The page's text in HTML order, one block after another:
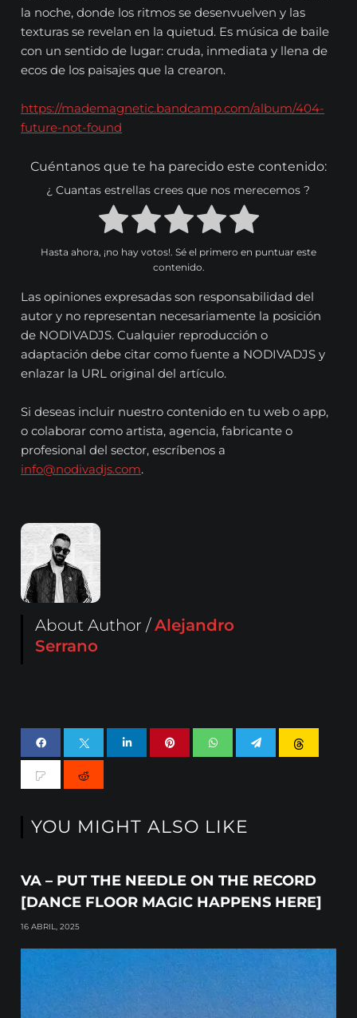
la noche, donde los ritmos se desenvuelven y las
texturas se revelan en la quietud. Es música de baile
con un sentido de lugar: cruda, inmediata y llena de
ecos de los paisajes que la crearon.
https://mademagnetic.bandcamp.com/album/404-
future-not-found
Cuéntanos que te ha parecido este contenido:
¿ Cuantas estrellas crees que nos merecemos ?
Hasta ahora, ¡no hay votos!. Sé el primero en puntuar este
contenido.
Las opiniones expresadas son responsabilidad del
autor y no representan necesariamente la posición
de NODIVADJS. Cualquier reproducción o
adaptación debe citar como fuente a NODIVADJS y
enlazar la URL original del artículo.
Si deseas incluir nuestro contenido en tu web o app,
o colaborar como artista, agencia, fabricante o
profesional del sector, escríbenos a
info@nodivadjs.com.
About Author /Alejandro
Serrano
YOU MIGHT ALSO LIKE
VA – PUT THE NEEDLE ON THE RECORD
[DANCE FLOOR MAGIC HAPPENS HERE]
16 ABRIL, 2025